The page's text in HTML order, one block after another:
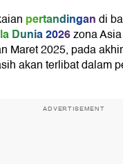
pertandingandi
Dunia 2026zona
Maret 2025, pada
akan terlibat dalam
ADVERTISEMENT